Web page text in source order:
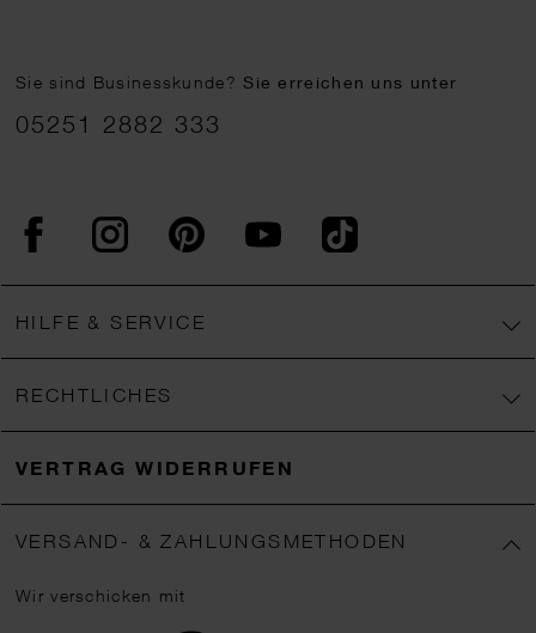
Sie sind Businesskunde?Sie erreichen uns unter
05251 2882 333
FacebookInstagram PinterestYouTubeTikTok
HILFE & SERVICE
RECHTLICHES
VERTRAG WIDERRUFEN
VERSAND- & ZAHLUNGSMETHODEN
Wir verschicken mit